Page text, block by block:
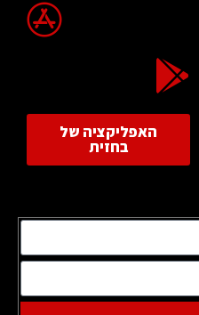
האפליקציה של
בחזית